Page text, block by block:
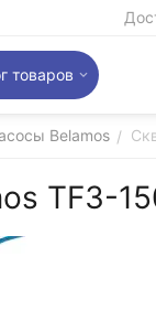
товаров
Belamos /
TF3-